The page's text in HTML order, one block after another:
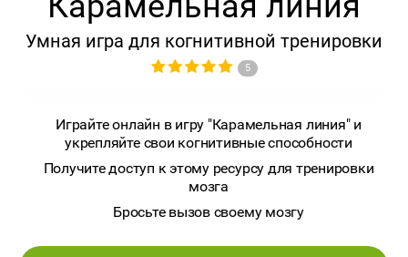
Умная игра для когнитивной тренировки
5
Играйте онлайн в игру "Карамельная линия" и
укрепляйте свои когнитивные способности
Получите доступ к этому ресурсу для тренировки
мозга
Бросьте вызов своему мозгу